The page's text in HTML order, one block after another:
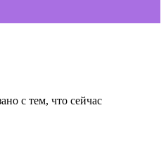
с тем, что сейчас